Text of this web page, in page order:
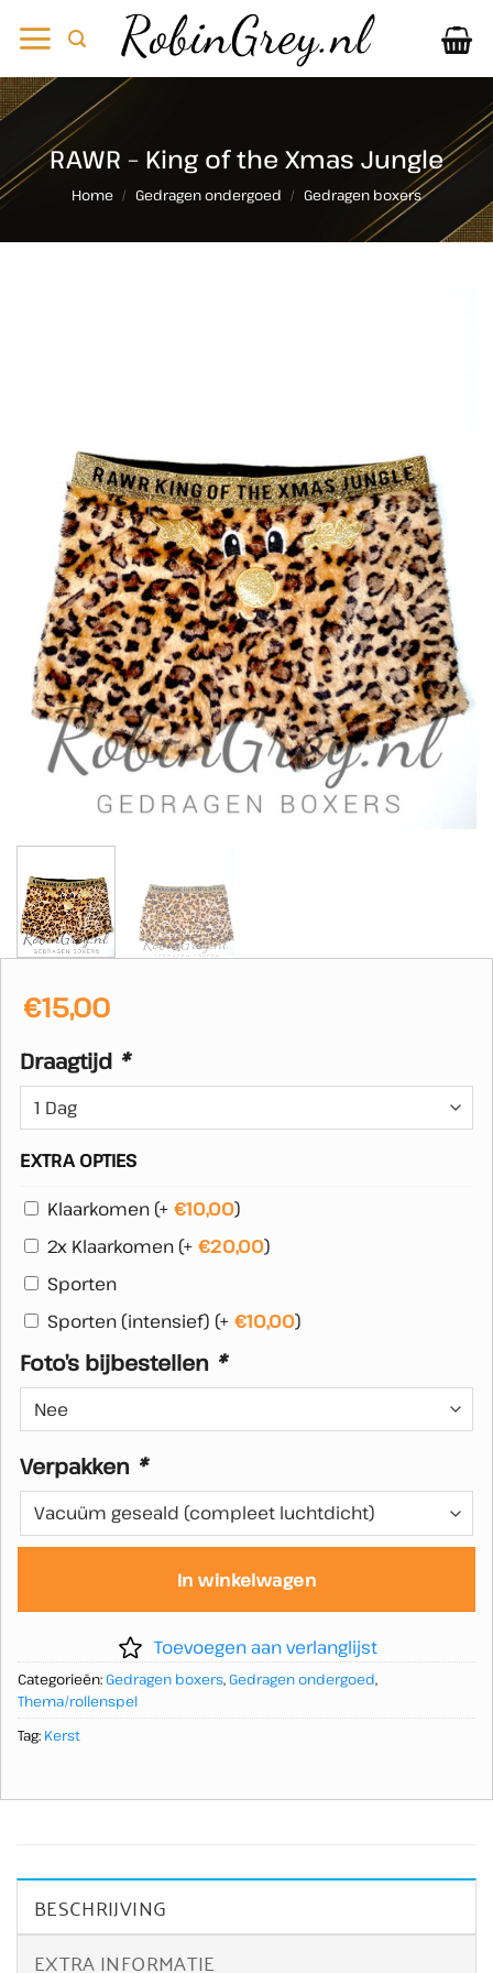
naar
RAWR – King of the Xmas Jungle
Home / Gedragen ondergoed / Gedragen boxers
€15,00
Draagtijd *
EXTRA OPTIES
Klaarkomen (+ €10,00)
2x Klaarkomen (+ €20,00)
Sporten
Sporten (intensief) (+ €10,00)
Foto’s bijbestellen *
Verpakken *
In winkelwagen
Toevoegen aan verlanglijst
Categorieën:Gedragen boxers,Gedragen ondergoed,
Thema/rollenspel
Tag: Kerst
BESCHRIJVING
EXTRA INFORMATIE